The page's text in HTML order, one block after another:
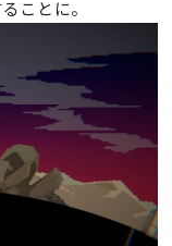
ことに。